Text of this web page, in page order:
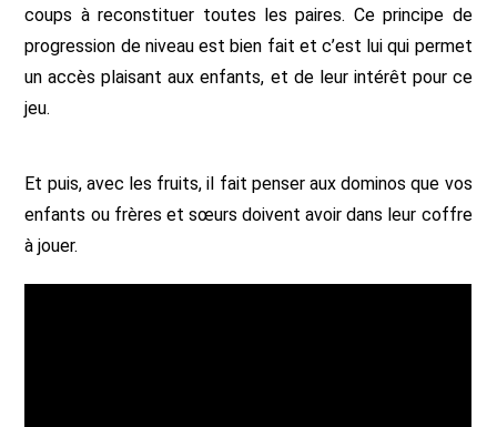
coups à reconstituer toutes les paires. Ce principe de
progression de niveau est bien fait et c’est lui qui permet
un accès plaisant aux enfants, et de leur intérêt pour ce
jeu.
Et puis, avec les fruits, il fait penser aux dominos que vos
enfants ou frères et sœurs doivent avoir dans leur coffre
à jouer.